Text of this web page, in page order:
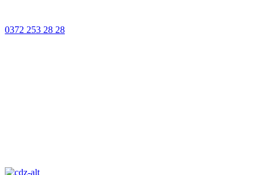
0372 253 28 28